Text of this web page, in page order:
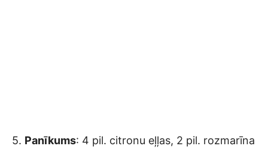
5. Panīkums: 4 pil. citronu eļļas, 2 pil. rozmarīna